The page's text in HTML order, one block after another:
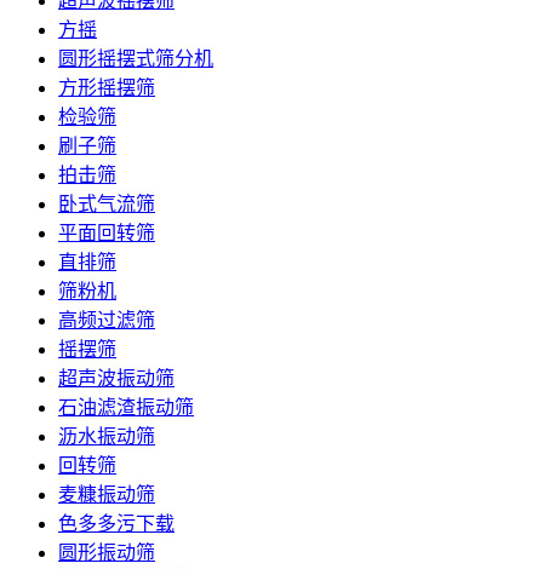
方摇
圆形摇摆式筛分机
方形摇摆筛
检验筛
刷子筛
拍击筛
卧式气流筛
平面回转筛
直排筛
筛粉机
高频过滤筛
摇摆筛
超声波振动筛
石油滤渣振动筛
沥水振动筛
回转筛
麦糠振动筛
色多多污下载
圆形振动筛